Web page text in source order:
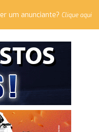
um anunciante? Clique aqui